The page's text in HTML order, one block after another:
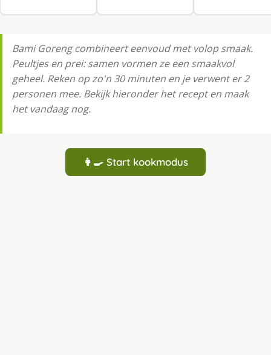
Bami Goreng combineert eenvoud met volop smaak.
Peultjes en prei: samen vormen ze een smaakvol
geheel. Reken op zo'n 30 minuten en je verwent er 2
personen mee. Bekijk hieronder het recept en maak
het vandaag nog.
👩‍🍳 Start kookmodus